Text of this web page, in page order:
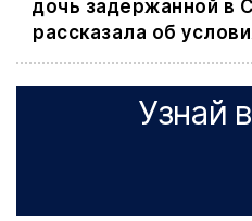
дочь задержанной в
рассказала об
Узнай